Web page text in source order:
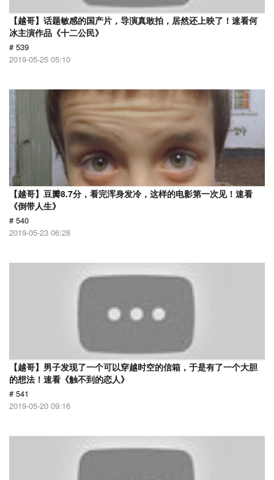
【越哥】话题敏感的国产片，导演真敢拍，居然还上映了！速看何
冰主演作品《十二公民》
# 539
2019-05-25 05:10
【越哥】豆瓣8.7分，看完浑身发冷，这样的电影第一次见！速看
《倒带人生》
# 540
2019-05-23 06:28
【越哥】男子发现了一个可以穿越时空的信箱，于是有了一个大胆
的想法！速看《触不到的恋人》
# 541
2019-05-20 09:16